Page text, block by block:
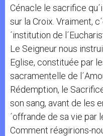
Cénacle le sacrifice
sur la Croix. Vraiment,
´institution de
Le Seigneur nous
Eglise, constituée par
sacramentelle de
Rédemption, le
son sang, avant de les
´offrande de sa vie par
Comment réagirions-